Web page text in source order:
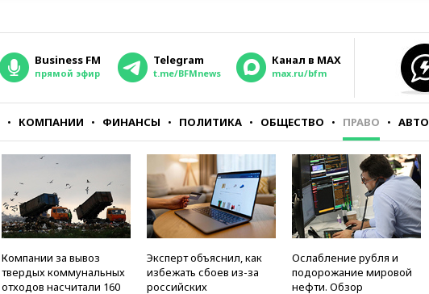
Business FM
прямой эфир
Telegram
t.me/BFMnews
Канал в MAX
max.ru/bfm
КОМПАНИИ ФИНАНСЫ ПОЛИТИКА ОБЩЕСТВО ПРАВО АВТО
Компании за вывоз
твердых коммунальных
отходов насчитали 160
Эксперт объяснил, как
избежать сбоев из-за
российских
Ослабление рубля и
подорожание мировой
нефти. Обзор